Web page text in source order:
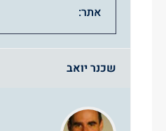
אתר:
שכנר יואב